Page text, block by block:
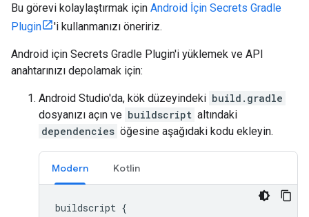
Bu görevi kolaylaştırmak için Android İçin Secrets Gradle
Plugin
'i kullanmanızı öneririz.
Android için Secrets Gradle Plugin'i yüklemek ve API
anahtarınızı depolamak için:
Android Studio'da, kök düzeyindeki build.gradle
dosyanızı açın ve buildscript altındaki
dependencies öğesine aşağıdaki kodu ekleyin.
Modern Kotlin
buildscript {